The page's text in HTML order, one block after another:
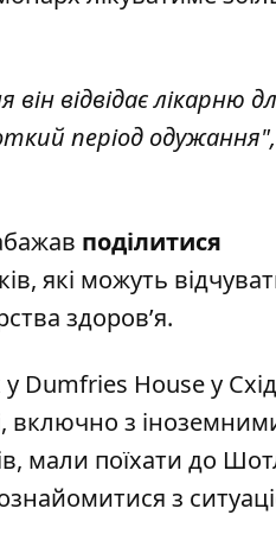
відвідає лікарню
період
поділитися
які можуть
здоров’я.
у Dumfries House у
включно з
мали поїхати до
з